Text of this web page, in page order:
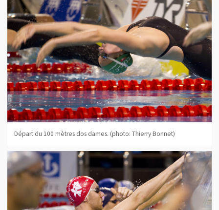
Départ du 100 mètres dos dames. (photo: Thierry Bonnet)